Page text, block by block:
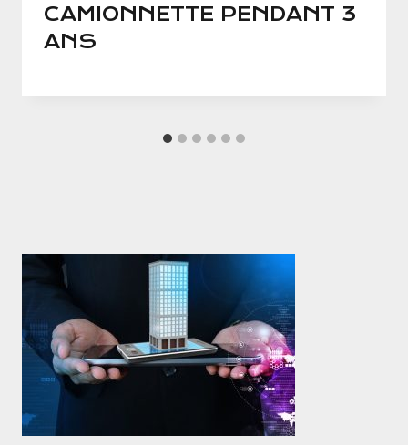
CAMIONNETTE PENDANT 3
ANS